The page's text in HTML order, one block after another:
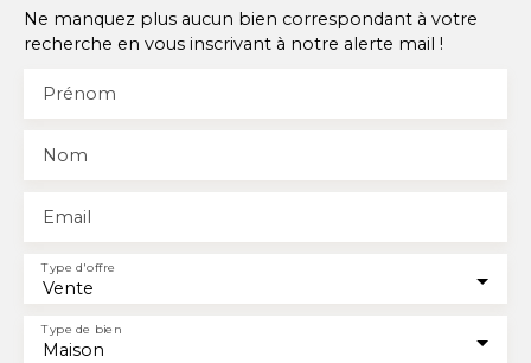
réalisée pour accueillir vos futurs moments de détente.
Un garage attenant de 22,44 m² avec porte motorisée
au sol par pompe à chaleur sur les deux niveaux, volets
commodités, aucun travaux à prévoir seul l'extérieur
reste à aménager à votre goût. A visiter
impérativement !
Ne manquez plus aucun bien correspondant à votre
recherche en vous inscrivant à notre alerte mail !
Prénom
Nom
Email
Vente
Type d'offre
Maison
Type de bien